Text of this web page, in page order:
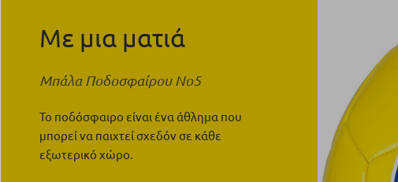
Με μια ματιά
Μπάλα Ποδοσφαίρου Νο5
Το ποδόσφαιρο είναι ένα άθλημα που
μπορεί να παιχτεί σχεδόν σε κάθε
εξωτερικό χώρο.